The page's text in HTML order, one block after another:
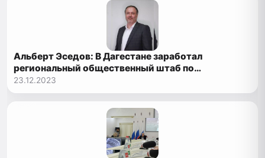
Альберт Эседов: В Дагестане заработал
региональный общественный штаб по
наблюдению за выборами
23.12.2023